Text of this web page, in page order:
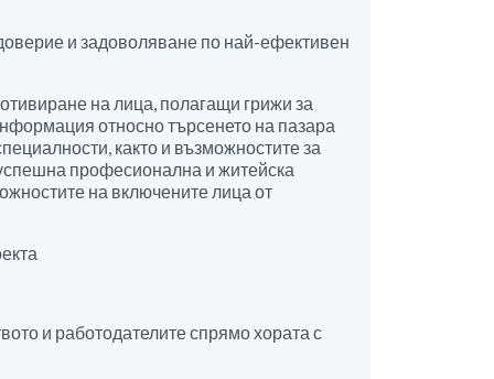
и задоволяване по най-ефективен
на лица, полагащи грижи за
относно търсенето на пазара
както и възможностите за
професионална и житейска
на включените лица от
и работодателите спрямо хората с